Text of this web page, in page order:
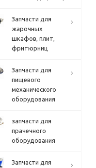
Запчасти для
жарочных
шкафов, плит,
фритюрниц
Запчасти для
пищевого
механического
оборудования
запчасти для
прачечного
оборудования
Запчасти для